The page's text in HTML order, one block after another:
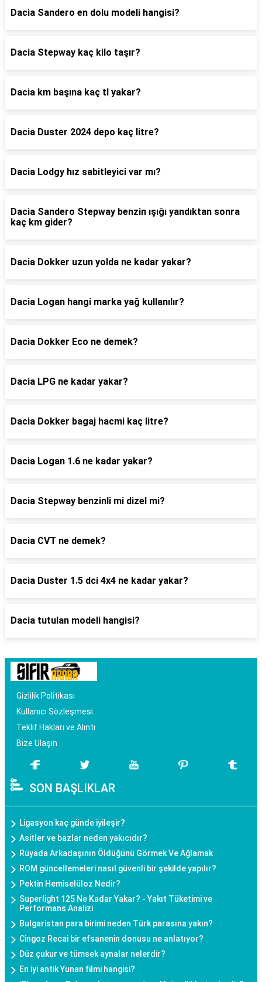
Dacia Sandero en dolu modeli hangisi?
Dacia Stepway kaç kilo taşır?
Dacia km başına kaç tl yakar?
Dacia Duster 2024 depo kaç litre?
Dacia Lodgy hız sabitleyici var mı?
Dacia Sandero Stepway benzin ışığı yandıktan sonra
kaç km gider?
Dacia Dokker uzun yolda ne kadar yakar?
Dacia Logan hangi marka yağ kullanılır?
Dacia Dokker Eco ne demek?
Dacia LPG ne kadar yakar?
Dacia Dokker bagaj hacmi kaç litre?
Dacia Logan 1.6 ne kadar yakar?
Dacia Stepway benzinli mi dizel mi?
Dacia CVT ne demek?
Dacia Duster 1.5 dci 4x4 ne kadar yakar?
Dacia tutulan modeli hangisi?
Gizlilik Politikası
Kullanıcı Sözleşmesi
Teklif Hakları ve Alıntı
Bize Ulaşın
SON BAŞLIKLAR
Ligasyon kaç günde iyileşir?
Asitler ve bazlar neden yakıcıdır?
Rüyada Arkadaşının Öldüğünü Görmek Ve Ağlamak
ROM güncellemeleri nasıl güvenli bir şekilde yapılır?
Pektin Hemiselüloz Nedir?
Superlight 125 Ne Kadar Yakar? - Yakıt Tüketimi ve
Performans Analizi
Bulgaristan para birimi neden Türk parasına yakın?
Cingoz Recai bir efsanenin donusu ne anlatıyor?
Düz çukur ve tümsek aynalar nelerdir?
En iyi antik Yunan filmi hangisi?